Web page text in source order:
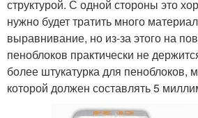
структурой. С одной стороны это
нужно будет тратить много
выравнивание, но из-за этого на
пеноблоков практически не
более штукатурка для пеноблоков,
которой должен составлять 5